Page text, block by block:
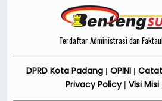
Terdaftar Administrasi dan
DPRD Kota Padang| OPINI|
Privacy Policy| Visi Misi